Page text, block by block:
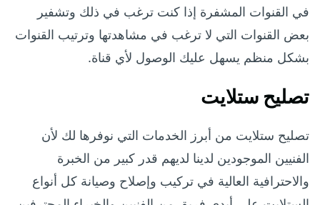
في القنوات المشفرة إذا كنت ترغب في ذلك وتشفير
بعض القنوات التي لا ترغب في مشاهدتها وترتيب القنوات
بشكل منظم يسهل عليك الوصول لأي قناة.
تصليح ستلايت
تصليح ستلايت من أبرز الخدمات التي نوفرها لك لأن
الفنيين الموجودين لدينا لديهم قدر كبير من الخبرة
والاحترافية العالية في تركيب وإصلاح وصيانة كل أنواع